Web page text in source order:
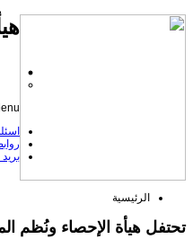
الرئيسية
تحتفل هيأة الإحصاء ونُظم